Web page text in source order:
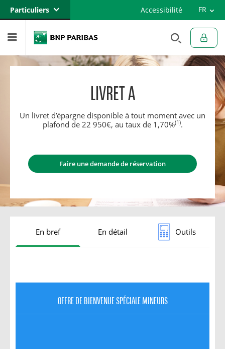
Particuliers
Banque privée
Accessibilité FR
EN
LIVRET A
Un livret d’épargne disponible à tout moment avec un
plafond de 22 950€, au taux de 1,70%(1).
Faire une demande de réservation
En bref En détail Outils
OFFRE DE BIENVENUE SPÉCIALE MINEURS